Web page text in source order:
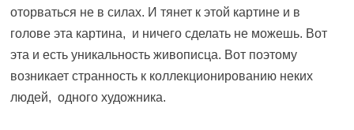
оторваться не в силах. И тянет к этой картине и в
голове эта картина, и ничего сделать не можешь. Вот
эта и есть уникальность живописца. Вот поэтому
возникает странность к коллекционированию неких
людей, одного художника.